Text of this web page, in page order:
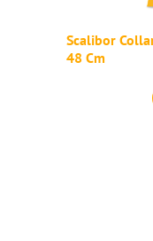
Scalibor
48 Cm